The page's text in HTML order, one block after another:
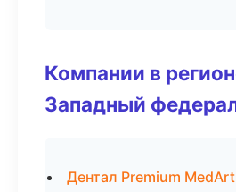
Компании в
Западный
Дентал Premium